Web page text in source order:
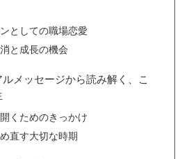
としての職場恋愛
と成長の機会
メッセージから読み解く、こ
くためのきっかけ
直す大切な時期